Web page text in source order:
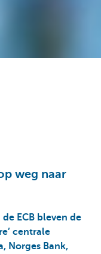
weg naar
ECB bleven de
centrale
Norges Bank,